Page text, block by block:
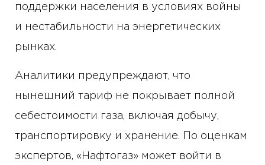
поддержки населения в условиях войны
и нестабильности на энергетических
рынках.
Аналитики предупреждают, что
нынешний тариф не покрывает полной
себестоимости газа, включая добычу,
транспортировку и хранение. По оценкам
экспертов, «Нафтогаз» может войти в